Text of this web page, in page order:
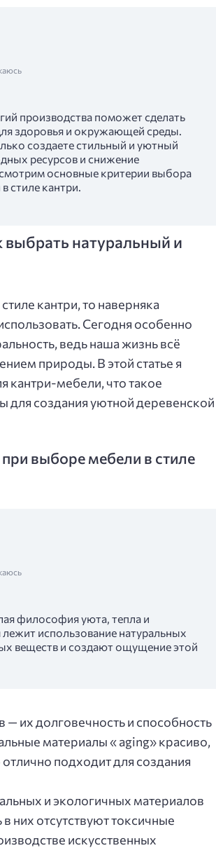
производства поможет сделать
здоровья и окружающей среды.
создаете стильный и уютный
ресурсов и снижение
основные критерии выбора
стиле кантри.
натуральный и
кантри, то наверняка
Сегодня особенно
ведь наша жизнь всё
природы. В этой статье я
кантри-мебели, что такое
для создания уютной деревенской
выборе мебели в стиле
философия уюта, тепла и
использование натуральных
веществ и создают ощущение этой
их долговечность и способность
материалы « aging» красиво,
подходит для создания
и экологичных материалов
них отсутствуют токсичные
искусственных